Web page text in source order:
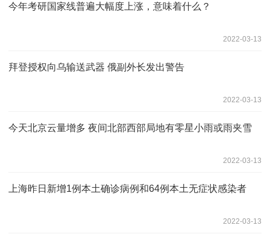
今年考研国家线普遍大幅度上涨，意味着什么？
2022-03-13
拜登授权向乌输送武器 俄副外长发出警告
2022-03-13
今天北京云量增多 夜间北部西部局地有零星小雨或雨夹雪
2022-03-13
上海昨日新增1例本土确诊病例和64例本土无症状感染者
2022-03-13